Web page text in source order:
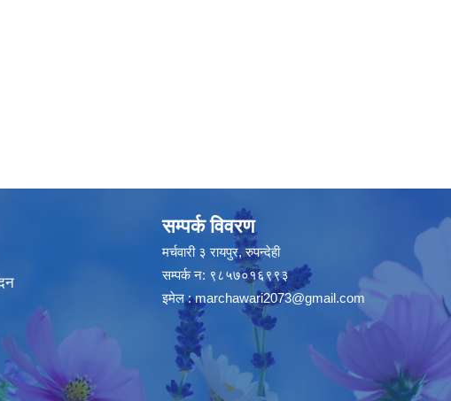
सम्पर्क विवरण
मर्चवारी ३ रायपुर, रुपन्देही
सम्पर्क न: ९८५७०१६९९३
इमेल :marchawari2073@gmail.com